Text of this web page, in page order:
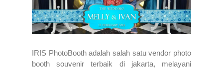
IRIS PhotoBooth adalah salah satu vendor photo
booth souvenir terbaik di jakarta, melayani